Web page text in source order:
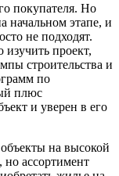
покупателя. Но
начальном этапе, и
не подходят.
проект,
строительства и
по
плюс
и уверен в его
на высокой
ассортимент